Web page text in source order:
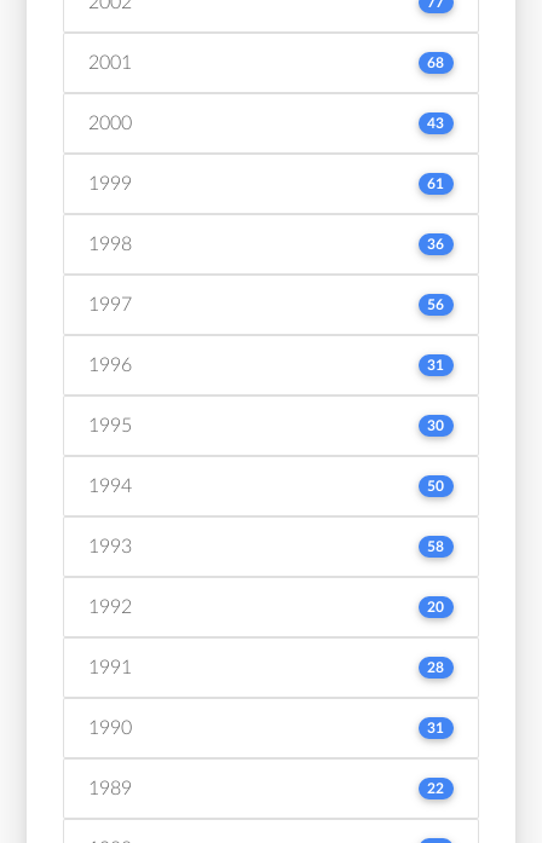
2001 68
2000 43
1999 61
1998 36
1997 56
1996 31
1995 30
1994 50
1993 58
1992 20
1991 28
1990 31
1989 22